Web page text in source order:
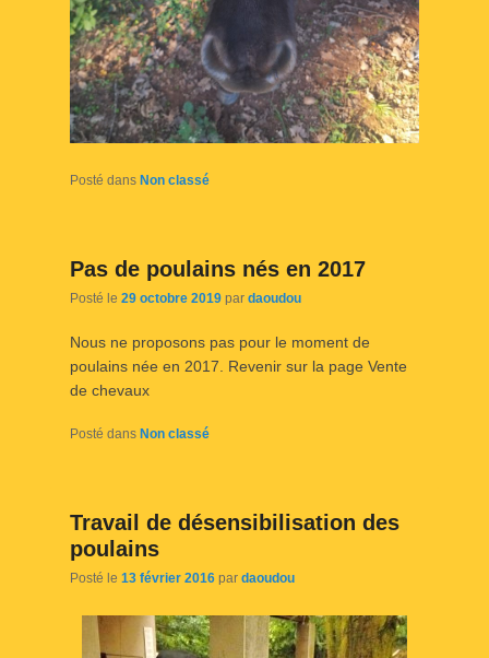
Posté dans Non classé
Pas de poulains nés en 2017
Posté le 29 octobre 2019 par daoudou
Nous ne proposons pas pour le moment de
poulains née en 2017. Revenir sur la page Vente
de chevaux
Posté dans Non classé
Travail de désensibilisation des
poulains
Posté le 13 février 2016 par daoudou